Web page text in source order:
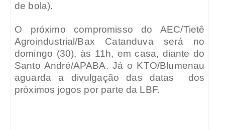
de bola).
O próximo compromisso do AEC/Tietê
Agroindustrial/Bax Catanduva será no
domingo (30), às 11h, em casa, diante do
Santo André/APABA. Já o KTO/Blumenau
aguarda a divulgação das datas
dos
próximos jogos por parte da LBF.